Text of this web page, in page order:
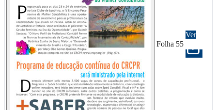
Folha 55
Ver